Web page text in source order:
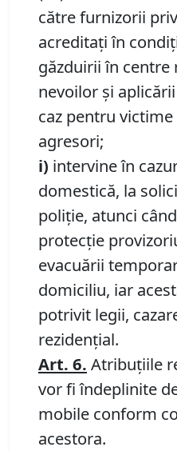
către furnizorii
acreditaţi în
găzduirii în centre
nevoilor şi
caz pentru
agresori;
i) intervine în
domestică, la
poliţie, atunci
protecţie
evacuării
domiciliu, iar
potrivit legii,
rezidenţial.
Art. 6. Atribuţiile
vor fi îndeplinite
mobile conform
acestora.